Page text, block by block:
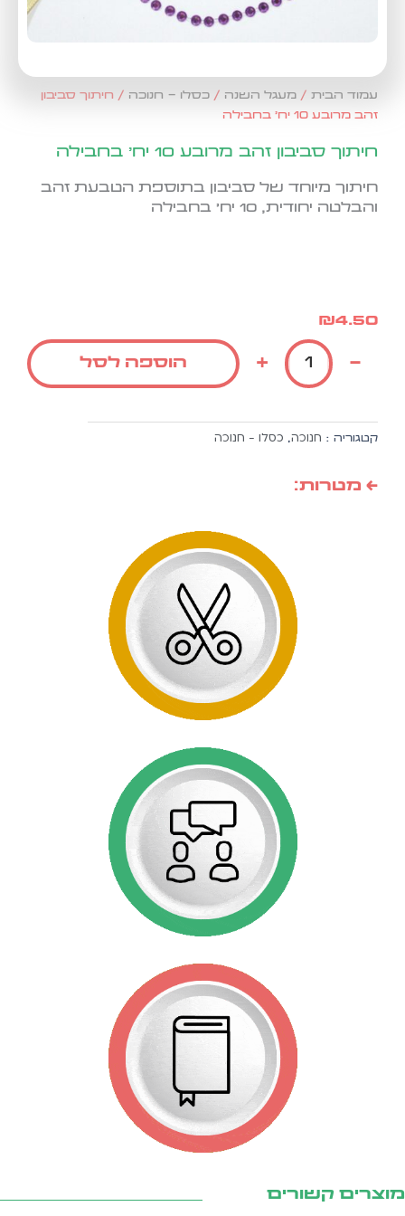
עמוד הבית/מעגל השנה/ כסלו - חנוכה/ חיתוך סביבון
זהב מרובע 10 יח' בחבילה
חיתוך סביבון זהב מרובע 10 יח' בחבילה
חיתוך מיוחד של סביבון בתוספת הטבעת זהב
והבלטה יחודית, 10 יח' בחבילה
₪4.50
כמות
של
חיתוך
יח'
הוספה לסל
קטגוריה : חנוכה,כסלו - חנוכה
← מטרות:
קשורים